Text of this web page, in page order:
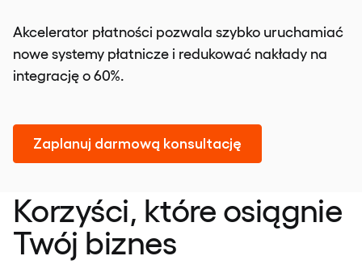
Akcelerator płatności pozwala szybko uruchamiać
nowe systemy płatnicze i redukować nakłady na
integrację o 60%.
Zaplanuj darmową konsultację
Korzyści, które osiągnie
Twój biznes